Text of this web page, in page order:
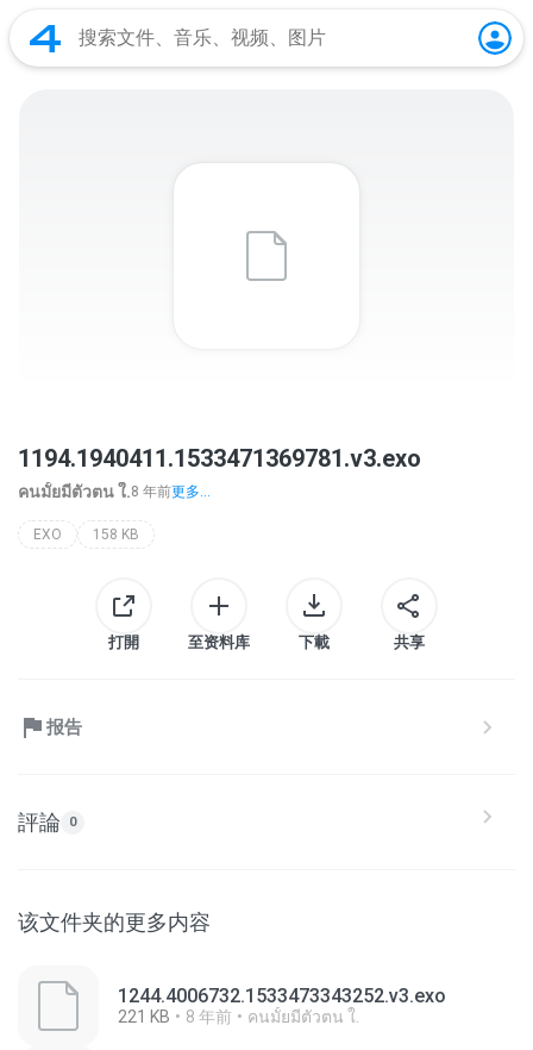
1194.1940411.1533471369781.v3.exo
คนมั้ยมีตัวตน ใ.8 年前更多...
EXO 158 KB
打開 至资料库 下載 共享
报告
評論 0
该文件夹的更多内容
1244.4006732.1533473343252.v3.exo
221 KB 8 年前 คนมั้ยมีตัวตน ใ.